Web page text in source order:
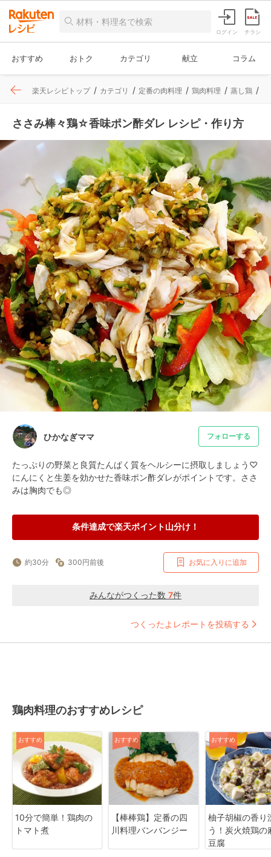
ログイン チラシ
おすすめ おトク カテゴリ 献立 コラム
楽天レシピトップ カテゴリ 定番の肉料理 鶏肉料理 蒸し鶏
ささみ棒々鶏☆香味ポン酢ダレ レシピ・作り方
ひかなぎママ フォローする
たっぷりの野菜と良質たんぱく質をヘルシーに摂取しましょう♡
にんにくと生姜を効かせた香味ポン酢ダレがポイントです。ささ
みは胸肉でも◎
条件達成で楽天ポイント山分け！
約30分 300円前後 お気に入りに追加
みんながつくった数 7件
つくったよレポートを投稿する
鶏肉料理のおすすめレシピ
おすすめ
10分で簡単！鶏肉の
トマト煮
おすすめ
【棒棒鶏】定番の四
川料理バンバンジー
おすすめ
柚子胡椒の香り
う！炭火焼鶏の
豆腐